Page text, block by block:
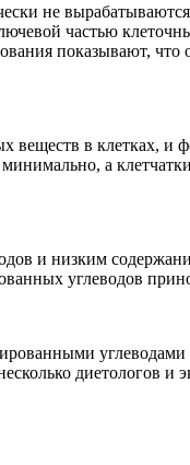
не
частью
показывают,
в клетках, и
а
и низким
углеводов
углеводами
диетологов и